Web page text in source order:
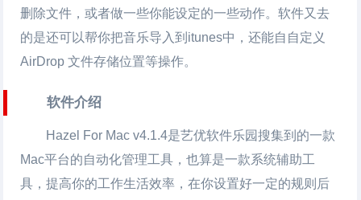
删除文件，或者做一些你能设定的一些动作。软件又去
的是还可以帮你把音乐导入到itunes中，还能自自定义
AirDrop 文件存储位置等操作。
软件介绍
Hazel For Mac v4.1.4是艺优软件乐园搜集到的一款
Mac平台的自动化管理工具，也算是一款系统辅助工
具，提高你的工作生活效率，在你设置好一定的规则后